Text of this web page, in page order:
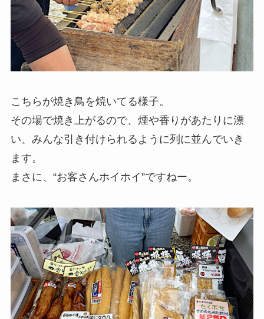
こちらが焼き鳥を焼いてる様子。
その場で焼き上がるので、煙や香りがあたりに漂
い、みんな引き付けられるように列に並んでいき
ます。
まさに、“お客さんホイホイ”ですねー。